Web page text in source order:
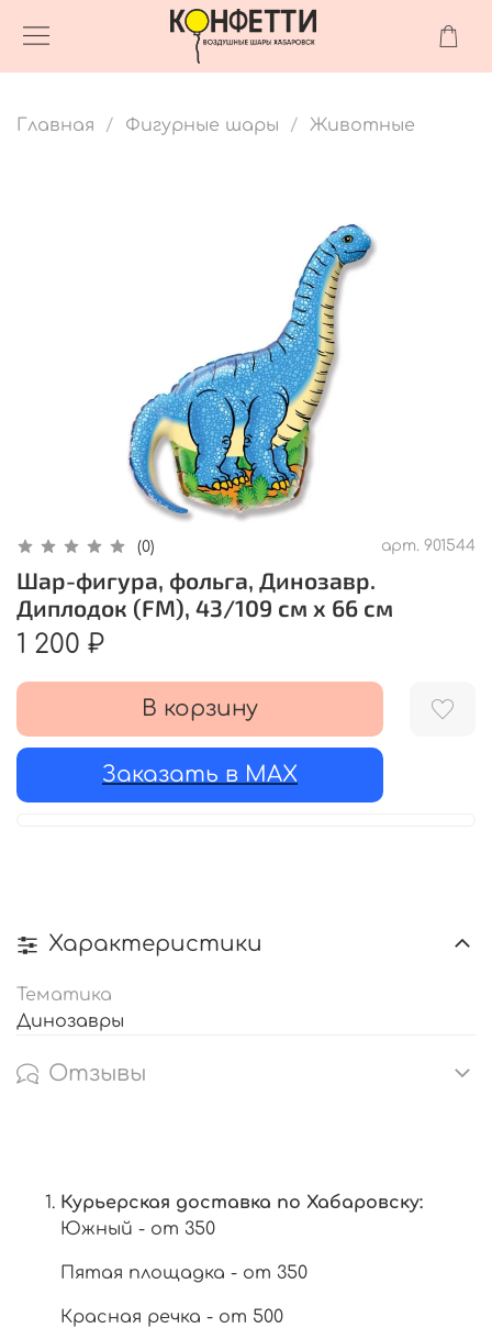
Главная Фигурные шары Животные
(0) арт. 901544
Шар-фигура, фольга, Динозавр.
Диплодок (FM), 43/109 см х 66 см
1 200 ₽
В корзину
Заказать в MAX
Характеристики
Тематика
Динозавры
Отзывы
Курьерская доставка по Хабаровску:
Южный - от 350
Пятая площадка - от 350
Красная речка - от 500